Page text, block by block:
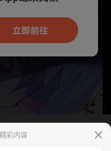
腾漫App免费看
彩内容
，可打开App新用
费看立即前往